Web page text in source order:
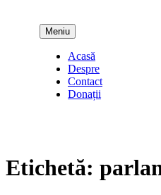
Meniu
Acasă
Despre
Contact
Donații
Etichetă: